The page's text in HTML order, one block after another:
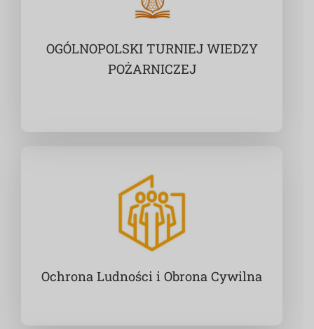
OGÓLNOPOLSKI TURNIEJ WIEDZY
POŻARNICZEJ
Ochrona Ludności i Obrona Cywilna